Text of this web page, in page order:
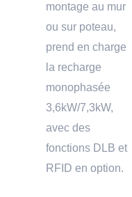
montage au mur
ou sur poteau,
prend en charge
la recharge
monophasée
3,6kW/7,3kW,
avec des
fonctions DLB et
RFID en option.